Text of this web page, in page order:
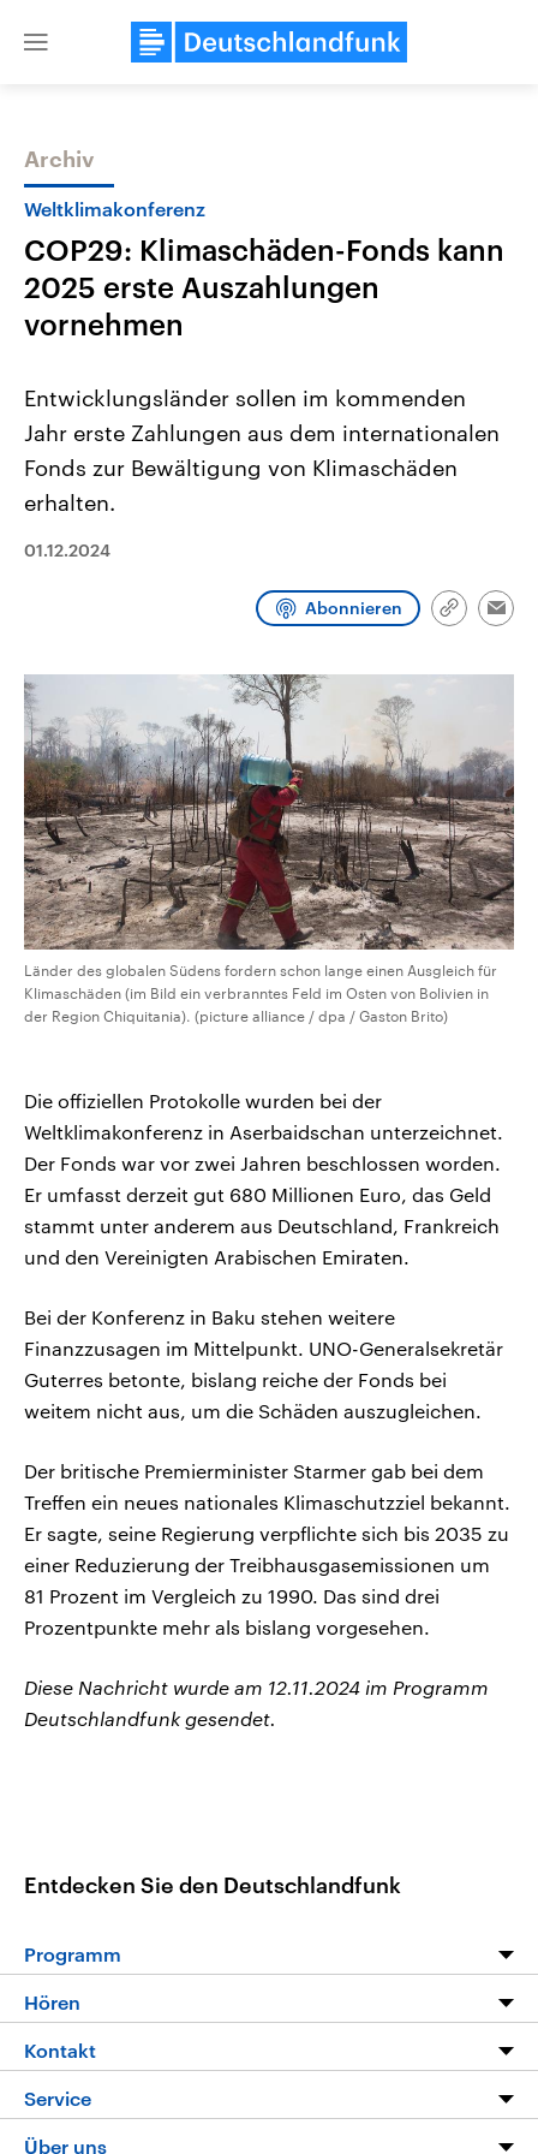
Close
Themen
2026
Alle Informationen
Sachsen-Anhalt wählt am 6.
September 2026 einen neuen
Landtag. Seit 2021 wird das
CDU, SPD und FDP regiert.-
Wahlprogramme, aktuelle Berichte
und Hintergründe zu den Parteien
und Kandidaten der anstehenden
Aktuelle Beiträge,
Hintergründe
Wirtschaftlich und
Programm Podcasts
Archiv
Weltklimakonferenz
COP29: Klimaschäden-Fonds kann
2025 erste Auszahlungen
vornehmen
Entwicklungsländer sollen im kommenden
Jahr erste Zahlungen aus dem internationalen
Fonds zur Bewältigung von Klimaschäden
erhalten.
01.12.2024
Abonnieren
Link
Länder des globalen Südens fordern schon lange einen Ausgleich für
Klimaschäden (im Bild ein verbranntes Feld im Osten von Bolivien in
der Region Chiquitania). (picture alliance / dpa / Gaston Brito)
Die offiziellen Protokolle wurden bei der
Weltklimakonferenz in Aserbaidschan unterzeichnet.
Der Fonds war vor zwei Jahren beschlossen worden.
Er umfasst derzeit gut 680 Millionen Euro, das Geld
stammt unter anderem aus Deutschland, Frankreich
und den Vereinigten Arabischen Emiraten.
Bei der Konferenz in Baku stehen weitere
Finanzzusagen im Mittelpunkt. UNO-Generalsekretär
Guterres betonte, bislang reiche der Fonds bei
weitem nicht aus, um die Schäden auszugleichen.
Der britische Premierminister Starmer gab bei dem
Treffen ein neues nationales Klimaschutzziel bekannt.
Er sagte, seine Regierung verpflichte sich bis 2035 zu
einer Reduzierung der Treibhausgasemissionen um
81 Prozent im Vergleich zu 1990. Das sind drei
Prozentpunkte mehr als bislang vorgesehen.
Diese Nachricht wurde am 12.11.2024 im Programm
Deutschlandfunk gesendet.
Entdecken Sie den Deutschlandfunk
Programm
Programm
Die Nachrichten
Nachrichtenleicht
Neue Beiträge auf dlf.de
Hören
Livestream
Podcasts
Kontakt
Hörerservice
Service
FAQ
Über uns